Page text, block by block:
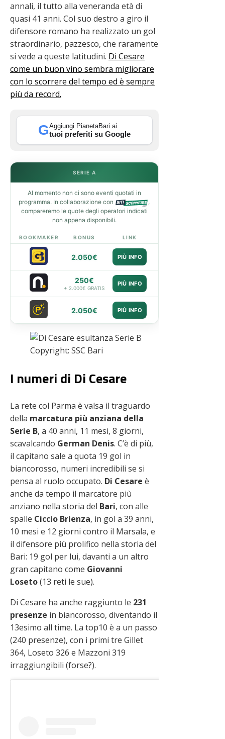
annali, il tutto alla veneranda età di
quasi 41 anni. Col suo destro a giro il
difensore romano ha realizzato un gol
straordinario, pazzesco, che raramente
si vede a queste latitudini. Di Cesare
come un buon vino sembra migliorare
con lo scorrere del tempo ed è sempre
più da record.
GAggiungi PianetaBari ai
tuoi preferiti su Google
SERIE A
Al momento non ci sono eventi quotati in
programma. In collaborazione con
,
compareremo le quote degli operatori indicati
non appena disponibili.
BOOKMAKER BONUS LINK
2.050€ PIÙ INFO
250€
+ 2.000€ GRATIS
PIÙ INFO
2.050€ PIÙ INFO
Copyright: SSC Bari
I numeri di Di Cesare
La rete col Parma è valsa il traguardo
della marcatura più anziana della
Serie B, a 40 anni, 11 mesi, 8 giorni,
scavalcando German Denis. C’è di più,
il capitano sale a quota 19 gol in
biancorosso, numeri incredibili se si
pensa al ruolo occupato. Di Cesare è
anche da tempo il marcatore più
anziano nella storia del Bari, con alle
spalle Ciccio Brienza, in gol a 39 anni,
10 mesi e 12 giorni contro il Marsala, e
il difensore più prolifico nella storia del
Bari: 19 gol per lui, davanti a un altro
gran capitano come Giovanni
Loseto(13 reti le sue).
Di Cesare ha anche raggiunto le 231
presenze in biancorosso, diventando il
13esimo all time. La top10 è a un passo
(240 presenze), con i primi tre Gillet
364, Loseto 326 e Mazzoni 319
irraggiungibili (forse?).